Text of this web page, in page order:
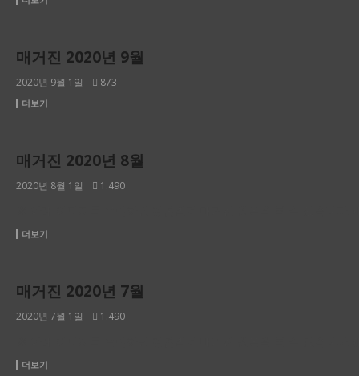
매거진 2020년 9월
2020년 9월 1일 873
더보기
매거진 2020년 8월
2020년 8월 1일 1.490
더보기
매거진 2020년 7월
2020년 7월 1일 1.490
더보기